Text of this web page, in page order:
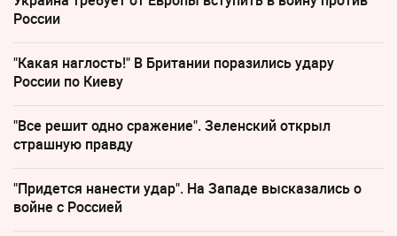
России
"Какая наглость!" В Британии поразились удару
России по Киеву
"Все решит одно сражение". Зеленский открыл
страшную правду
"Придется нанести удар". На Западе высказались о
войне с Россией